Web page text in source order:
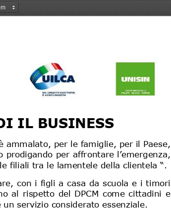
IL BUSINESS
per le famiglie, per il Paese,
per affrontare l’emergenza,
filiali tra le lamentele della clientela “
con i figli a casa da scuola e i timori
al  rispetto  del  DPCM  come  cittadini  e
servizio considerato essenziale.